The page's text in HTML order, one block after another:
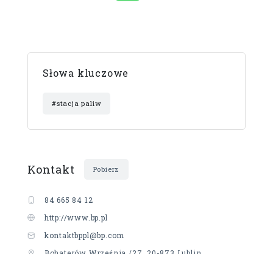
Słowa kluczowe
#stacja paliw
Kontakt Pobierz
84 665 84 12
http://www.bp.pl
kontaktbppl@bp.com